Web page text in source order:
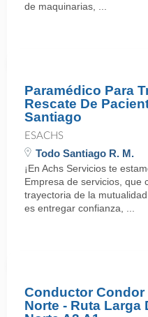
de maquinarias, ...
Paramédico Para
Rescate De
Santiago
ESACHS
Todo Santiago R. M.
¡En Achs Servicios te
Empresa de servicios, que
trayectoria de la
es entregar confianza, ...
Conductor Condor
Norte - Ruta Larga